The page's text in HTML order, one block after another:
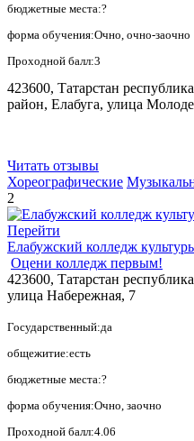
бюджетные места:?
форма обучения:Очно, очно-заочно
Проходной балл:3
423600, Татарстан
район, Елабуга, улица
Читать отзывы
Хореографические
2
Перейти
Елабужский колледж
Оцени колледж первым!
423600, Татарстан
улица Набережная, 7
Государственный:да
общежитие:есть
бюджетные места:?
форма обучения:Очно, заочно
Проходной балл:4.06